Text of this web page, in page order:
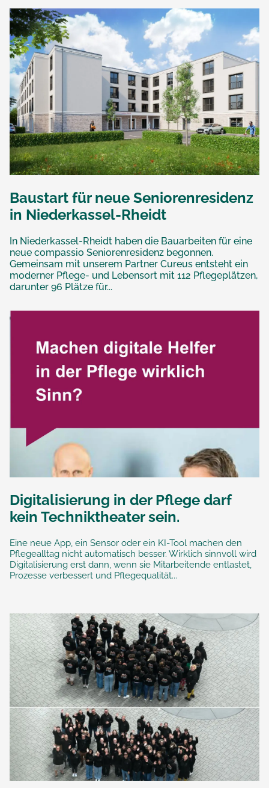
Baustart für neue Seniorenresidenz
in Niederkassel-Rheidt
In Niederkassel-Rheidt haben die Bauarbeiten für eine
neue compassio Seniorenresidenz begonnen.
Gemeinsam mit unserem Partner Cureus entsteht ein
moderner Pflege- und Lebensort mit 112 Pflegeplätzen,
darunter 96 Plätze für...
Digitalisierung in der Pflege darf
kein Techniktheater sein.
Eine neue App, ein Sensor oder ein KI-Tool machen den
Pflegealltag nicht automatisch besser. Wirklich sinnvoll wird
Digitalisierung erst dann, wenn sie Mitarbeitende entlastet,
Prozesse verbessert und Pflegequalität...